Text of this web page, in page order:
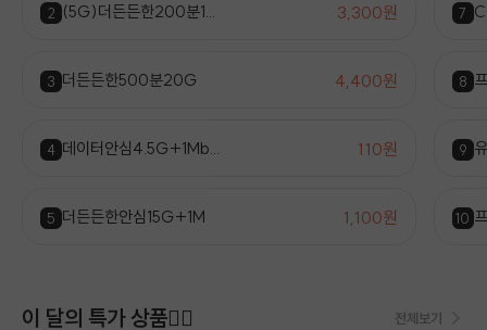
2 (5G)더든든한200분1... 3,300원
3 더든든한500분20G 4,400원
4 데이터안심4.5G+1Mb... 110원
5 더든든한안심15G+1M 1,100원
7
8
9
10
이 달의 특가 상품👍🏻 전체보기